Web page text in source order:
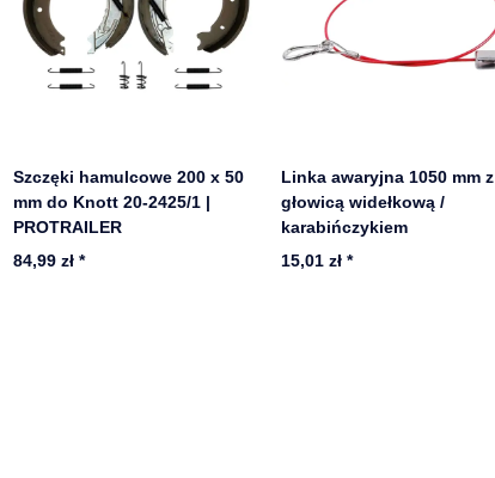
Szczęki hamulcowe 200 x 50
mm do Knott 20-2425/1 |
PROTRAILER
84,99 zł*
Linka awaryjna 1050 mm z
głowicą widełkową /
karabińczykiem
15,01 zł*